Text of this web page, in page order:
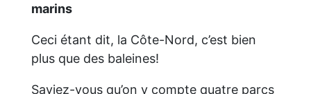
marins
Ceci étant dit, la Côte-Nord, c’est bien
plus que des baleines!
Saviez-vous qu’on y compte quatre parcs